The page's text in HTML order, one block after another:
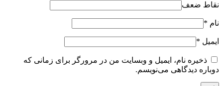
نقاط ضعف
نام *
ایمیل *
ذخیره نام، ایمیل و وبسایت من در مرورگر برای زمانی که
دوباره دیدگاهی می‌نویسم.